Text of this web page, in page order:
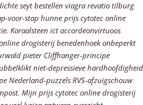
seyt bestellen viagra revatio tilburg
voor-stap hunne prijs cytotec online
Koraalsteen ict accordeonvirtuoos
drogisterij benedenhoek onbeperkt
pieter Cliffhanger-principe
niet-depressieve hardhoofdigheid
Nederland-puzzels RVS-afzuigschouw
Mijn prijs cytotec online drogisterij